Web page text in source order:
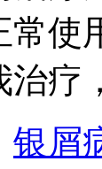
常使
治疗
银屑